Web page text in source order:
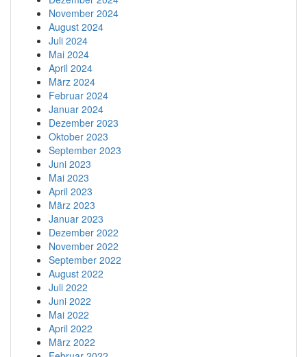
November 2024
August 2024
Juli 2024
Mai 2024
April 2024
März 2024
Februar 2024
Januar 2024
Dezember 2023
Oktober 2023
September 2023
Juni 2023
Mai 2023
April 2023
März 2023
Januar 2023
Dezember 2022
November 2022
September 2022
August 2022
Juli 2022
Juni 2022
Mai 2022
April 2022
März 2022